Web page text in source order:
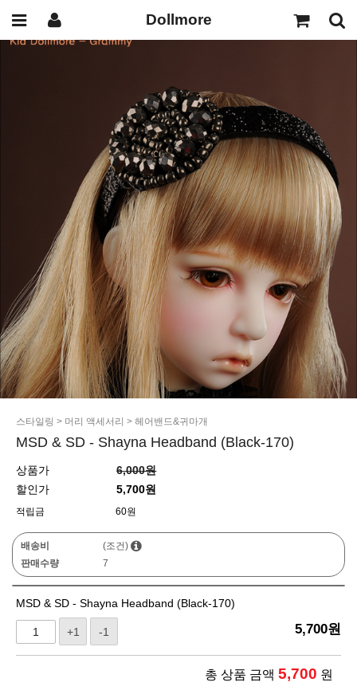
Dollmore
스타일링 > 머리 액세서리 > 헤어밴드&귀마개
MSD & SD - Shayna Headband (Black-170)
상품가
6,000원
할인가
5,700원
적립금 60원
배송비
(조건)
판매수량
7
MSD & SD - Shayna Headband (Black-170)
+1 -1 5,700원
총 상품 금액 5,700 원